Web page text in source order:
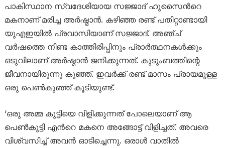
പാകിസ്ഥാന സ്വദേശിയായ സജ്ജാദ് ഹുസൈന്‍റെ
മകനാണ് മരിച്ച അർഷ്മാൻ. കഴിഞ്ഞ രണ്ട് പതിറ്റാണ്ടായി
യുഎഇയിൽ പ്രവാസിയാണ് സജ്ജാദ്. അഞ്ച്
വർഷത്തെ നീണ്ട കാത്തിരിപ്പിനും പ്രാർത്ഥനകൾക്കും
ഒടുവിലാണ് അർഷ്മാൻ ജനിക്കുന്നത്. കുടുംബത്തിന്റെ
ജീവനായിരുന്നു കുഞ്ഞ്. ഇവർക്ക് രണ്ട് മാസം പ്രായമുള്ള
ഒരു പെൺകുഞ്ഞ് കൂടിയുണ്ട്.
‘ഒരു അമ്മ കുട്ടിയെ വിളിക്കുന്നത് പോലെയാണ് ആ
പെൺകുട്ടി എന്‍റെ മകനെ അങ്ങോട്ട് വിളിച്ചത്. അവരെ
വിശ്വസിച്ച് അവൻ ഓടിച്ചെന്നു. ഒരാൾ വാതിൽ